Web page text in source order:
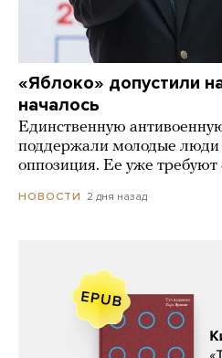
«Яблоко» допустили
началось
Единственную
поддержали молодые люди
оппозиция. Ее уже требуют
НОВОСТИ 2 дня назад